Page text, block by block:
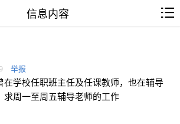
信息内容
举报
在学校任职班主任及任课教师，也在辅导
求周一至周五辅导老师的工作